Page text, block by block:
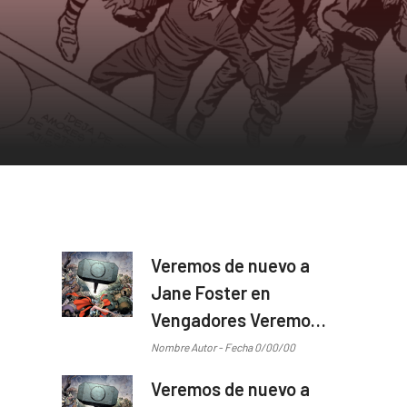
Veremos de nuevo a
Jane Foster en
Vengadores Veremos
de nuevo a Jane
...
Nombre Autor - Fecha 0/00/00
Veremos de nuevo a